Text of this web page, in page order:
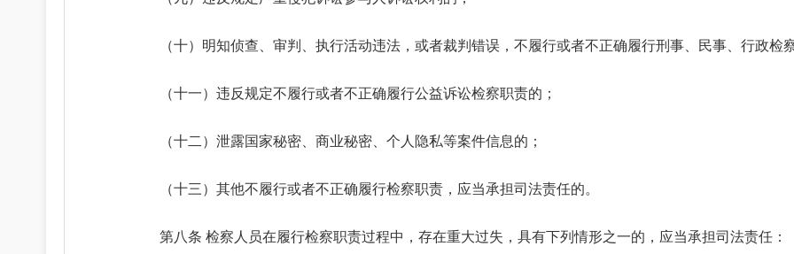
（十）明知侦查、审判、执行活动违法，或者裁判错误，不履行或者不正确履行刑事、民事、行政检
（十一）违反规定不履行或者不正确履行公益诉讼检察职责的；
（十二）泄露国家秘密、商业秘密、个人隐私等案件信息的；
（十三）其他不履行或者不正确履行检察职责，应当承担司法责任的。
第八条 检察人员在履行检察职责过程中，存在重大过失，具有下列情形之一的，应当承担司法责任：